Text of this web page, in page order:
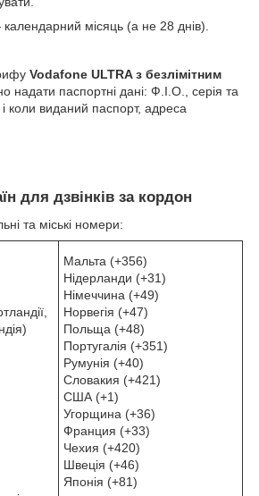
календарний місяць (а не 28 днів).
Vodafone ULTRA з безлімітним
надати паспортні дані: Ф.І.О., серія та
коли виданий паспорт, адреса
для дзвінків за кордон
та міські номери:
Мальта (+356)
Нідерланди (+31)
Німеччина (+49)
Норвегія (+47)
Польща (+48)
Португалія (+351)
Румунія (+40)
Словакия (+421)
США (+1)
Угорщина (+36)
Франция (+33)
Чехия (+420)
Швеція (+46)
Японія (+81)